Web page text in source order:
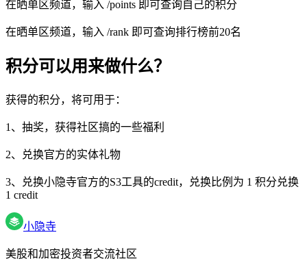
在晒单区频道，输入 /points 即可查询自己的积分
在晒单区频道，输入 /rank 即可查询排行榜前20名
积分可以用来做什么？
获得的积分，将可用于：
1、抽奖，获得社区搞的一些福利
2、兑换官方的实体礼物
3、兑换小隐寺官方的S3工具的credit，兑换比例为 1 积分兑换
1 credit
小隐寺
美股和加密投资者交流社区